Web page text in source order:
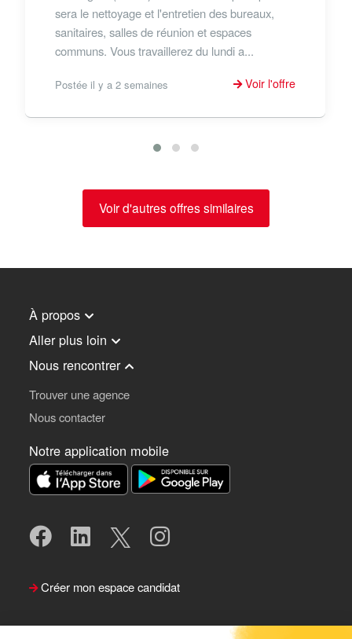
sera le nettoyage et l'entretien des bureaux,
sanitaires, salles de réunion et espaces
communs. Vous travaillerez du lundi a...
Postée il y a 2 semaines Voir l'offre
Voir d'autres offres similaires
À propos
Aller plus loin
Nous rencontrer
Trouver une agence
Nous contacter
Notre application mobile
Créer mon espace candidat